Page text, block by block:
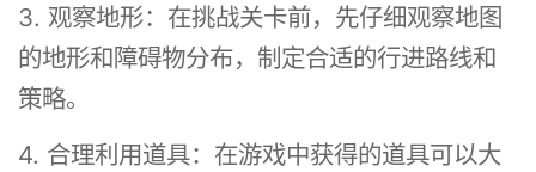
3. 观察地形：在挑战关卡前，先仔细观察地图
的地形和障碍物分布，制定合适的行进路线和
策略。
4. 合理利用道具：在游戏中获得的道具可以大